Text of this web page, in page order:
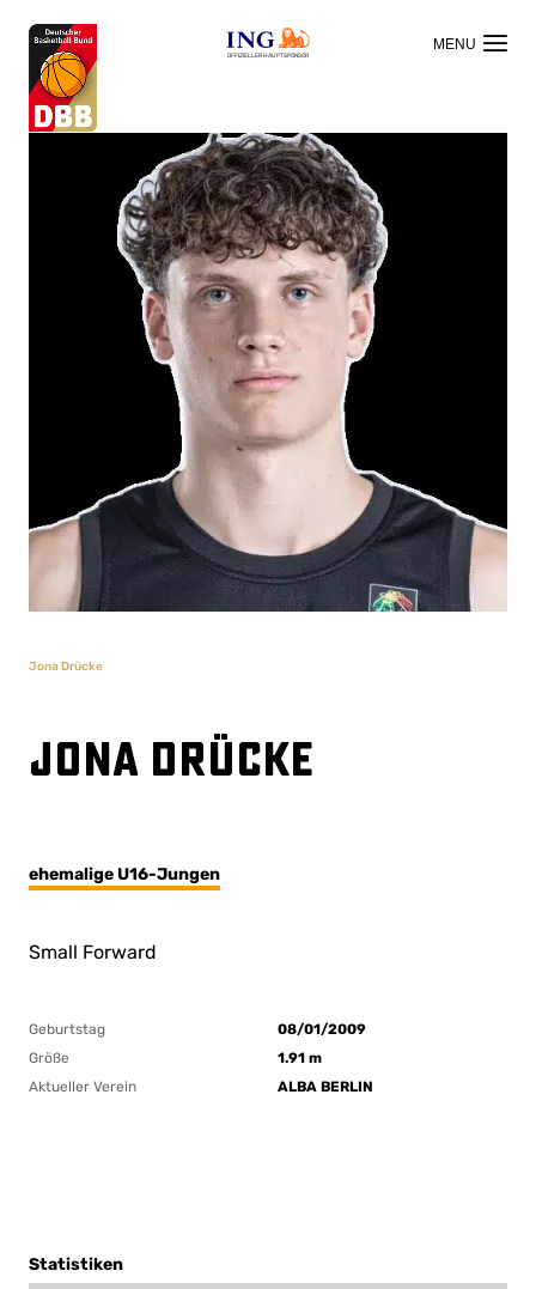
OFFIZIELLER HAUPTSPONSOR
Jona Drücke
Jona Drücke
ehemalige U16-Jungen
Small Forward
Geburtstag
08/01/2009
Größe
1.91 m
Aktueller Verein
ALBA BERLIN
Statistiken